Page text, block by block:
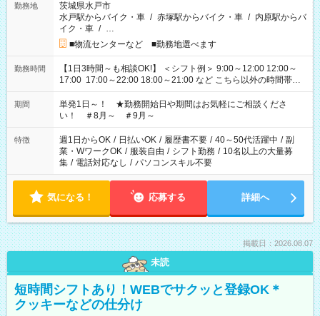
勤務地
茨城県水戸市
水戸駅からバイク・車 / 赤塚駅からバイク・車 / 内原駅からバ
イク・車 / …
■物流センターなど ■勤務地選べます
勤務時間
【1日3時間～も相談OK!】 ＜シフト例＞ 9:00～12:00 12:00～
17:00 17:00～22:00 18:00～21:00 など こちら以外の時間帯も
お気軽にご相談ください！
期間
単発1日～！ ★勤務開始日や期間はお気軽にご相談くださ
い！ ＃8月～ ＃9月～
特徴 週1日からOK / 日払いOK / 履歴書不要 / 40～50代活躍中 / 副
業・WワークOK / 服装自由 / シフト勤務 / 10名以上の大量募
集 / 電話対応なし / パソコンスキル不要
気になる！ 応募する 詳細へ
掲載日：2026.08.07
未読
短時間シフトあり！WEBでサクッと登録OK＊
クッキーなどの仕分け